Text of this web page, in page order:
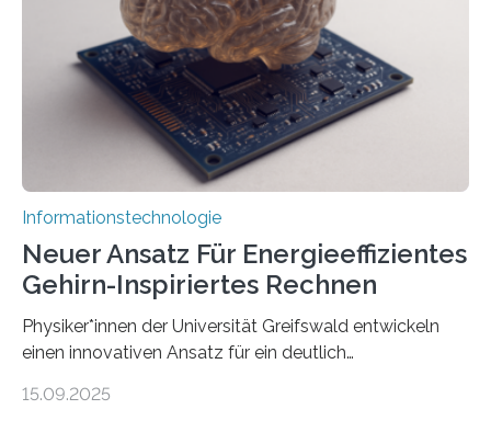
kosteneffiziente Methoden, um lebensechte Avatare zu
erstellen. „Besonders wichtig ist uns eine ganzheitliche
Animation, bei der Stimme, Körperbewegung, Gestik
und Mimik im Einklang sind…
Informationstechnologie
Neuer Ansatz Für Energieeffizientes
Gehirn-Inspiriertes Rechnen
Physiker*innen der Universität Greifswald entwickeln
einen innovativen Ansatz für ein deutlich
Lösungsweg ist inspiriert vom menschlichen Gehirn. Die
15.09.2025